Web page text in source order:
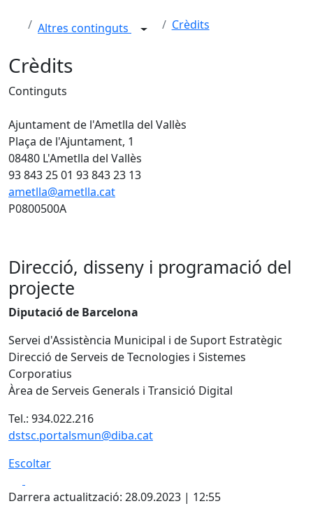
Altres continguts Crèdits
Crèdits
Continguts
Ajuntament de l'Ametlla del Vallès
Plaça de l'Ajuntament, 1
08480 L'Ametlla del Vallès
93 843 25 01 93 843 23 13
ametlla@ametlla.cat
P0800500A
Direcció, disseny i programació del
projecte
Diputació de Barcelona
Servei d'Assistència Municipal i de Suport Estratègic
Direcció de Serveis de Tecnologies i Sistemes
Corporatius
Àrea de Serveis Generals i Transició Digital
Tel.: 934.022.216
dstsc.portalsmun@diba.cat
Escoltar
Darrera actualització: 28.09.2023 | 12:55